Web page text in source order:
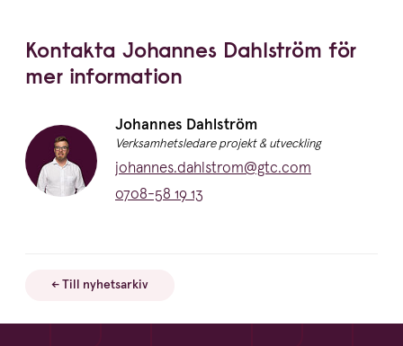
Kontakta Johannes Dahlström för
mer information
Namn:
Johannes Dahlström
Titel:
Verksamhetsledare projekt & utveckling
E-post:
johannes.dahlstrom@gtc.com
Telefon:
0708-58 19 13
← Till nyhetsarkiv